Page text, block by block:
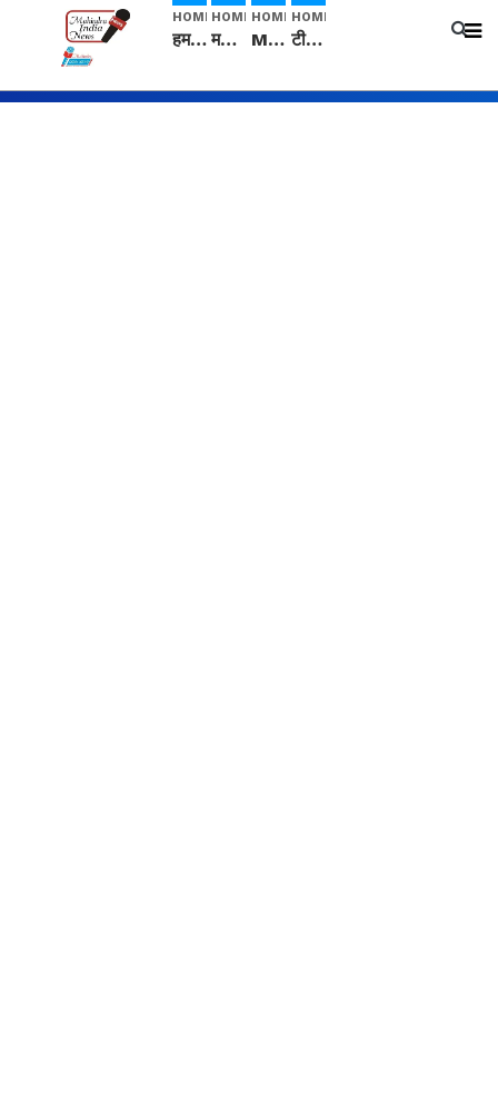
HOME
हम सनातनी..." सांसद kangana Ranaut से क्या बोली लड़की? Viral Jantar-Mantar | CJP protest
HOME
मनीषा हत्याकांड: हत्या, आत्महत्या या कोई बड़ा राज? | Full Story | Josh Haryana
HOME
Mangalsutra: हिंदू धर्म में शादी के बाद मंगलसूत्र क्यों पहनती है महिलाएं, किसने शुरु की ये परंपरा
HOME
टीम बीकेई ने एग्रीकल्चर ग्रेड की यूरिया खाद गट्टों में बदलकर टेक्निकल ग्रेड में बेचने वालों पर करवाई कार्रवाई: लखविंदर सिंह औलख